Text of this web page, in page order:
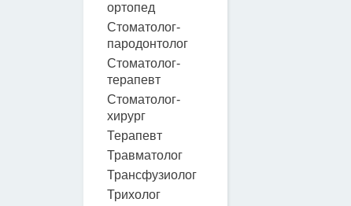
ортопед
Стоматолог-
пародонтолог
Стоматолог-
терапевт
Стоматолог-
хирург
Терапевт
Травматолог
Трансфузиолог
Трихолог